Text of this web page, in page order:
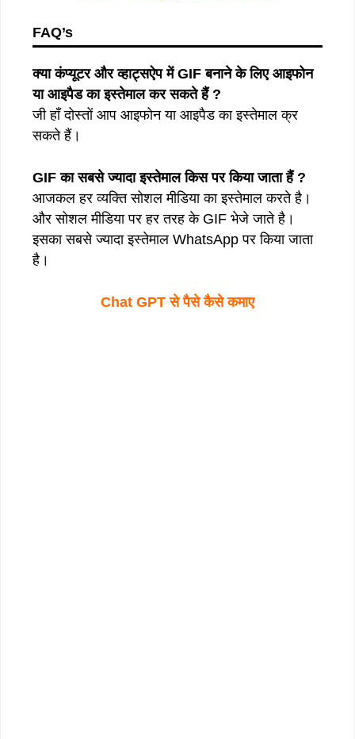
FAQ’s
क्या कंप्यूटर और व्हाट्सऐप में GIF बनाने के लिए आइफोन
या आइपैड का इस्तेमाल कर सकते हैं ?
जी हाँ दोस्तों आप आइफोन या आइपैड का इस्तेमाल क्र
सकते हैं।
GIF का सबसे ज्यादा इस्तेमाल किस पर किया जाता हैं ?
आजकल हर व्यक्ति सोशल मीडिया का इस्तेमाल करते है।
और सोशल मीडिया पर हर तरह के GIF भेजे जाते है।
इसका सबसे ज्यादा इस्तेमाल WhatsApp पर किया जाता
है।
Chat GPT से पैसे कैसे कमाए